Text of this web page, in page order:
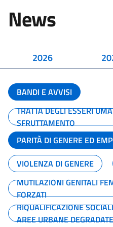
News
2026
BANDI E AVVISI
TRATTA DEGLI ESSERI
SFRUTTAMENTO
PARITÀ DI GENERE ED
VIOLENZA DI GENERE
MUTILAZIONI GENITALI
FORZATI
RIQUALIFICAZIONE
AREE URBANE DEGRADATE